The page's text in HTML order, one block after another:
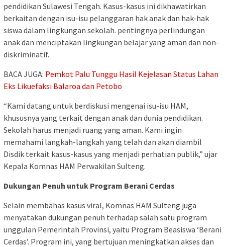
pendidikan Sulawesi Tengah. Kasus-kasus ini dikhawatirkan
berkaitan dengan isu-isu pelanggaran hak anak dan hak-hak
siswa dalam lingkungan sekolah. pentingnya perlindungan
anak dan menciptakan lingkungan belajar yang aman dan non-
diskriminatif.
BACA JUGA: Pemkot Palu Tunggu Hasil Kejelasan Status Lahan
Eks Likuefaksi Balaroa dan Petobo
“Kami datang untuk berdiskusi mengenai isu-isu HAM,
khususnya yang terkait dengan anak dan dunia pendidikan.
Sekolah harus menjadi ruang yang aman. Kami ingin
memahami langkah-langkah yang telah dan akan diambil
Disdik terkait kasus-kasus yang menjadi perhatian publik,” ujar
Kepala Komnas HAM Perwakilan Sulteng.
Dukungan Penuh untuk Program Berani Cerdas
Selain membahas kasus viral, Komnas HAM Sulteng juga
menyatakan dukungan penuh terhadap salah satu program
unggulan Pemerintah Provinsi, yaitu Program Beasiswa ‘Berani
Cerdas’. Program ini, yang bertujuan meningkatkan akses dan